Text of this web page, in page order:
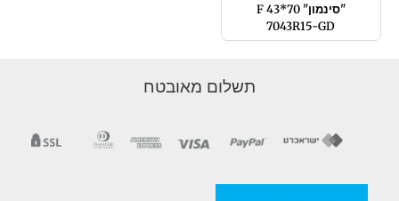
"סינמון" 70*43 F
7043R15-GD
תשלום מאובטח